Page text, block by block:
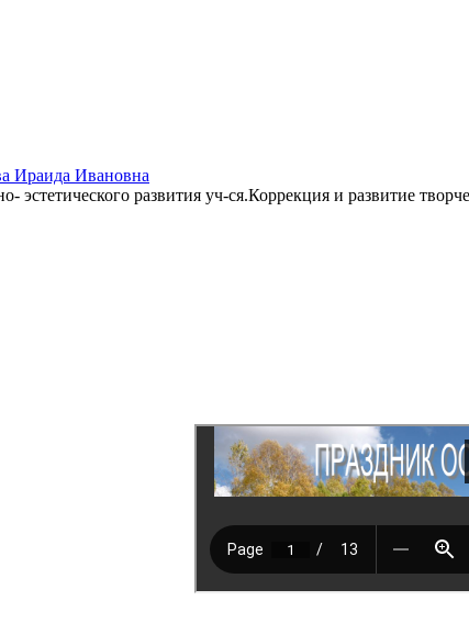
Ираида Ивановна
эстетического развития уч-ся.Коррекция и развитие